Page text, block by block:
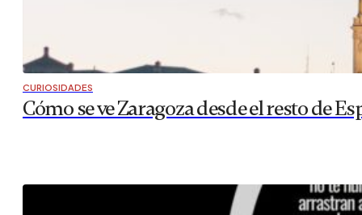
CURIOSIDADES
Cómo se ve Zaragoza desde el resto de